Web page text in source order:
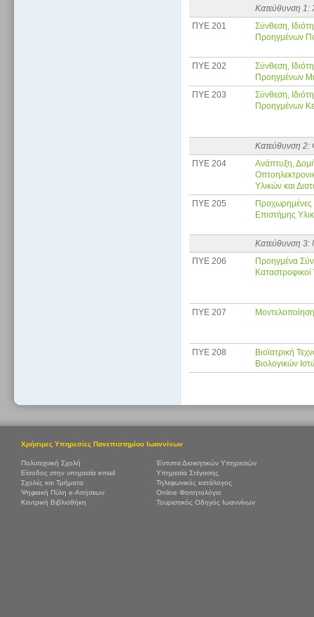
Κατεύθυνση 1:
ΠΥE 201
Σύνθεση,
Προηγμένων
ΠΥE 202
Σύνθεση,
Προηγμένων
ΠΥE 203
Σύνθεση,
Προηγμένων
Κατεύθυνση 2:
ΠΥE 204
Ανάπτυξη, Δομή
Υλικών και
ΠΥE 205
Προχωρημένες
Επιστήμης
Κατεύθυνση 3:
ΠΥE 206
Προηγμένα
Καταστροφικοί
ΠΥE 207
ΠΥE 208
Βιοϊατρική
Βιολογικών